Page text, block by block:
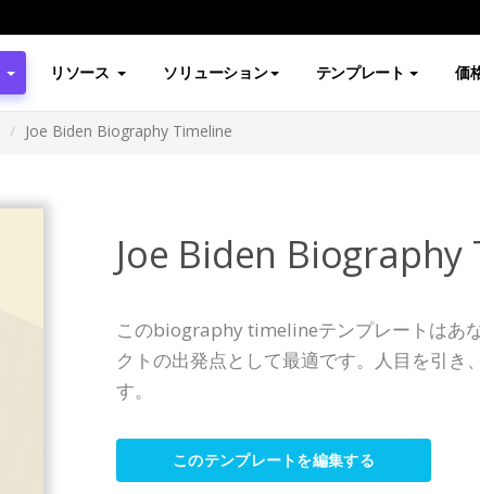
リソース ソリューション テンプレート 価
Joe Biden Biography Timeline
Joe Biden Biography
このbiography timelineテンプレートはあ
クトの出発点として最適です。人目を引き
す。
このテンプレートを編集する